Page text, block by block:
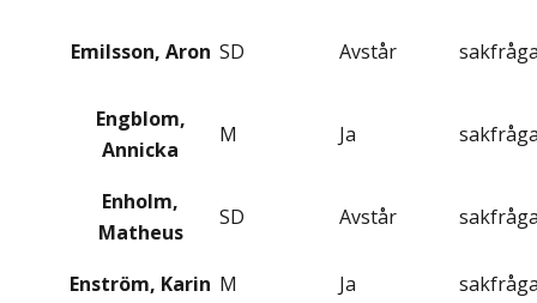
Emilsson, Aron SD Avstår
Engblom,
Annicka
M Ja
Enholm,
Matheus
SD Avstår
Enström, Karin M Ja